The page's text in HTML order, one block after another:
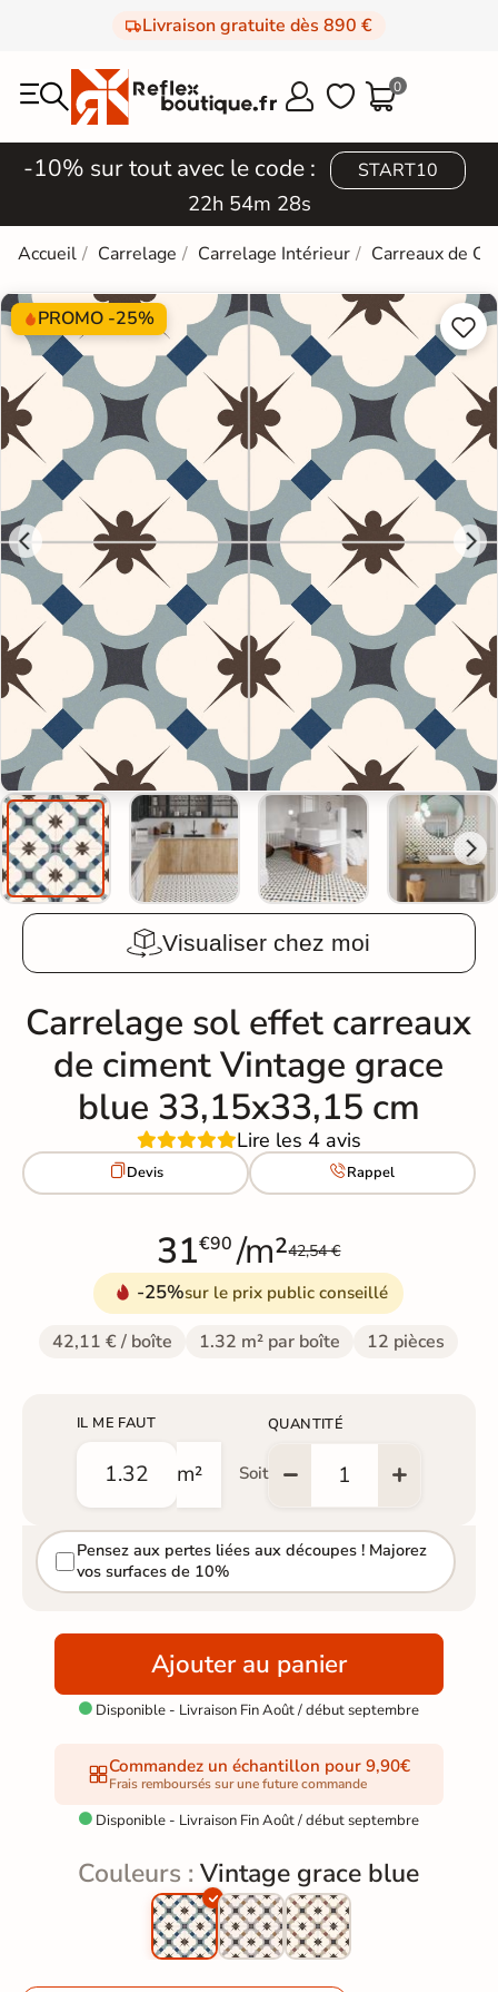
Livraison gratuite dès 890 €
  0
-10% sur tout avec le code : START10
22h 54m 27s
Accueil Carrelage Carrelage Intérieur Carreaux de
PROMO -25% 

Visualiser chez moi
Carrelage sol effet carreaux
de ciment Vintage grace
blue 33,15x33,15 cm
Lire les 4 avis
Devis Rappel
31€90 /m²42,54 €
-25%sur le prix public conseillé
42,11 € / boîte 1.32 m² par boîte 12 pièces
IL ME FAUT
m² Soit
QUANTITÉ
Pensez aux pertes liées aux découpes ! Majorez
vos surfaces de 10%
Ajouter au panier
 Disponible - Livraison Fin Août / début septembre
Commandez un échantillon pour 9,90€
Frais remboursés sur une future commande
 Disponible - Livraison Fin Août / début septembre
Couleurs :Vintage grace blue